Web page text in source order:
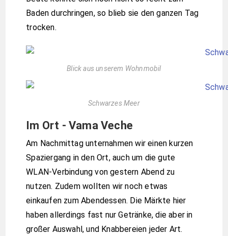
Baden durchringen, so blieb sie den ganzen Tag
trocken.
Blick aus unserem Wohnmobil
Schwarzes Meer
Im Ort - Vama Veche
Am Nachmittag unternahmen wir einen kurzen
Spaziergang in den Ort, auch um die gute
WLAN-Verbindung von gestern Abend zu
nutzen. Zudem wollten wir noch etwas
einkaufen zum Abendessen. Die Märkte hier
haben allerdings fast nur Getränke, die aber in
großer Auswahl, und Knabbereien jeder Art.